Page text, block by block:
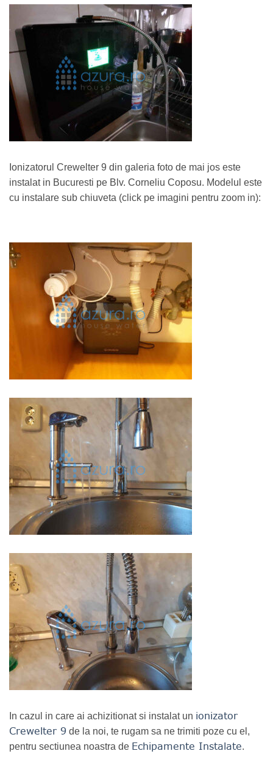
Ionizatorul Crewelter 9 din galeria foto de mai jos este
instalat in Bucuresti pe Blv. Corneliu Coposu. Modelul este
cu instalare sub chiuveta (click pe imagini pentru zoom in):
In cazul in care ai achizitionat si instalat un ionizator
Crewelter 9 de la noi, te rugam sa ne trimiti poze cu el,
pentru sectiunea noastra de Echipamente Instalate.